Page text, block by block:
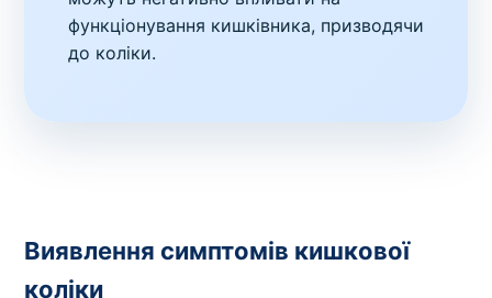
функціонування кишківника, призводячи
до коліки.
Виявлення симптомів кишкової
коліки